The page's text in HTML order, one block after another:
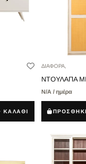
ΔΙΑΦΟΡΑ,
ΝΤΟΥΛΑΠΑ
Ν/Α / ημέρα